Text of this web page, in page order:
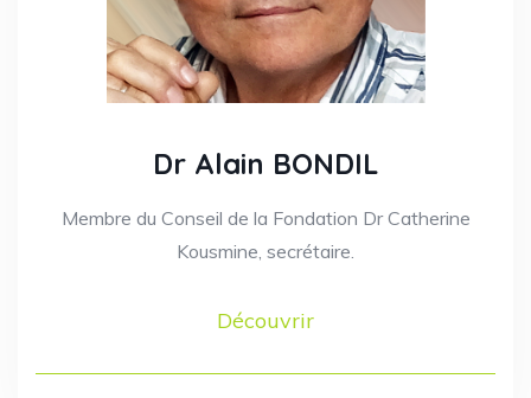
Dr Alain BONDIL
Membre du Conseil de la Fondation Dr Catherine
Kousmine, secrétaire.
Découvrir